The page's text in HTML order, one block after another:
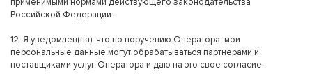
Российской Федерации.
12. Я уведомлен(на), что по поручению Оператора, мои
персональные данные могут обрабатываться партнерами и
поставщиками услуг Оператора и даю на это свое согласие.